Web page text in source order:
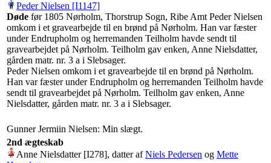
Peder Nielsen‏‎ [I1147]
Døde ‎før 1805 Nørholm, Thorstrup Sogn, Ribe Amt Peder Nielsen
omkom i et gravearbejde til en brønd på Nørholm. Han var fæster
under Endrupholm og herremanden Teilholm havde sendt til
gravearbejdet på Nørholm. Teilholm gav enken, Anne Nielsdatter,
gården matr. nr. 3 a i Slebsager.
Peder Nielsen omkom i et gravearbejde til en brønd på Nørholm.
Han var fæster under Endrupholm og herremanden Teilholm havde
sendt til gravearbejdet på Nørholm. Teilholm gav enken, Anne
Nielsdatter, gården matr. nr. 3 a i Slebsager.
Gunner Jermiin Nielsen: Min slægt.
2nd ægteskab
‎Anne Nielsdatter‏‎ [I278]‎, datter afNiels Pedersen og Mette